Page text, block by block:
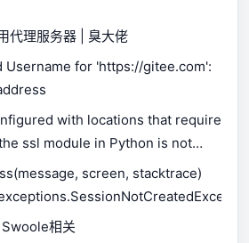
中使用代理服务器 | 臭大佬
Username for 'https://gitee.com':
with locations that require
ssl module in Python is not
screen, stacktrace)
相关